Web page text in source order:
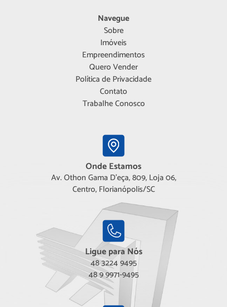
Navegue
Sobre
Imóveis
Empreendimentos
Quero Vender
Política de Privacidade
Contato
Trabalhe Conosco
Onde Estamos
Av. Othon Gama D'eça, 809, Loja 06,
Centro, Florianópolis/SC
Ligue para Nós
48 3224 9495
48 9 9971-9495